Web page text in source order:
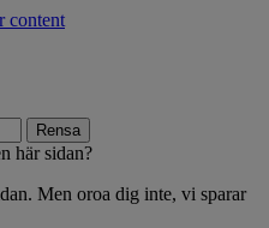
content
Rensa
här sidan?
Men oroa dig inte, vi sparar